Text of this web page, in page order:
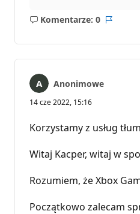
Komentarze: 0
Brak
Anonimowe
14 cze 2022, 15:16
Korzystamy z usług
Witaj Kacper, witaj w
Rozumiem, że Xbox
Początkowo zalecam